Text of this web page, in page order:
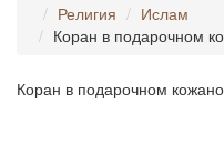
Религия
Ислам
Коран в подарочном
Коран в подарочном